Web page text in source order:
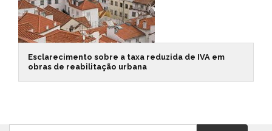
Esclarecimento sobre a taxa reduzida de IVA em
obras de reabilitação urbana